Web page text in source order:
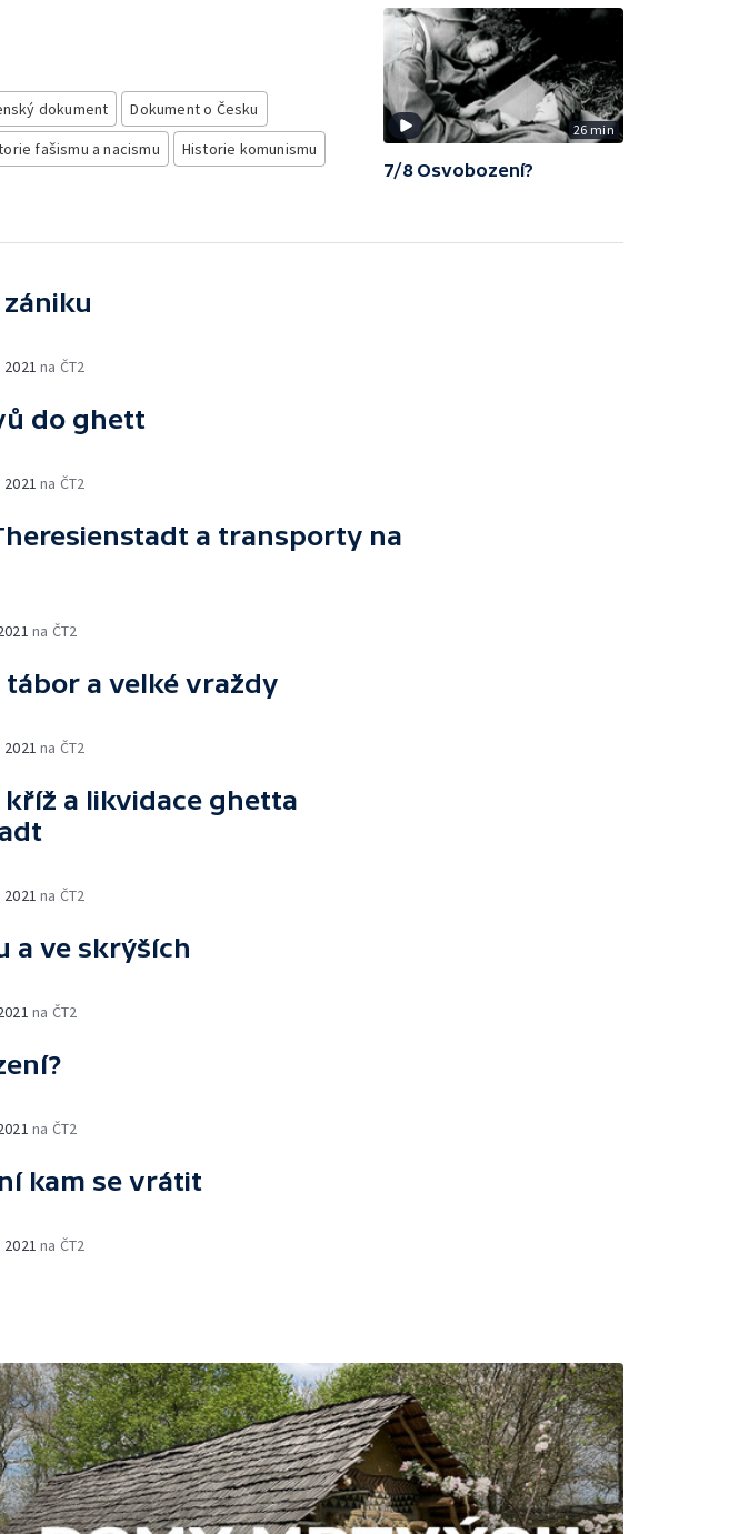
dokument
Dokument o Česku
fašismu a nacismu Historie komunismu
26 min
7/8 Osvobození?
2021 na ČT2
do ghett
na ČT2
a transporty na
na ČT2
tábor a velké vraždy
2021 na ČT2
kříž a likvidace ghetta
2021 na ČT2
a ve skrýších
na ČT2
na ČT2
kam se vrátit
2021 na ČT2